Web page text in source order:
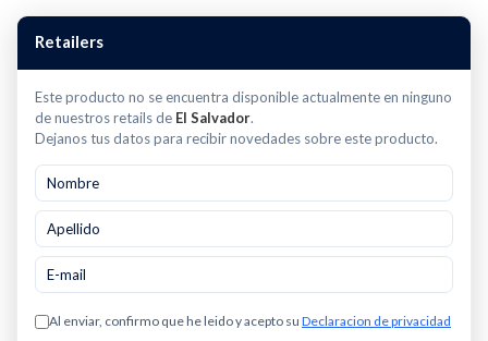
Retailers
Este producto no se encuentra disponible actualmente en ninguno
de nuestros retails de El Salvador.
Dejanos tus datos para recibir novedades sobre este producto.
Al enviar, confirmo que he leido y acepto su Declaracion de privacidad